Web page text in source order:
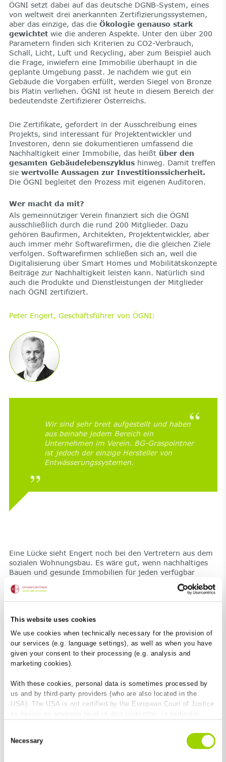
This website uses cookies
We use cookies when technically necessary for the provision of
our services (e.g. language settings), as well as when you have
given your consent to their processing (e.g. analysis and
marketing cookies).
With these cookies, personal data is sometimes processed by
us and by third-party providers (who are also located in the
USA). The USA is not certified by the European Court of Justice
authorities for control and monitoring purposes and that no
effective legal remedies are available against this. By clicking
Selection
Necessary
ÖGNI setzt dabei auf das deutsche DGNB-System, eines
von weltweit drei anerkannten Zertifizierungssystemen,
aber das einzige, das die Ökologie genauso stark
gewichtetwie die anderen Aspekte. Unter den über 200
Parametern finden sich Kriterien zu CO2-Verbrauch,
Schall, Licht, Luft und Recycling, aber zum Beispiel auch
die Frage, inwiefern eine Immobilie überhaupt in die
geplante Umgebung passt. Je nachdem wie gut ein
Gebäude die Vorgaben erfüllt, werden Siegel von Bronze
bis Platin verliehen. ÖGNI ist heute in diesem Bereich der
bedeutendste Zertifizierer Österreichs.
Die Zertifikate, gefordert in der Ausschreibung eines
Projekts, sind interessant für Projektentwickler und
Investoren, denn sie dokumentieren umfassend die
Nachhaltigkeit einer Immobilie, das heißt über den
gesamten Gebäudelebenszyklushinweg. Damit treffen
sie wertvolle Aussagen zur Investitionssicherheit.
Die ÖGNI begleitet den Prozess mit eigenen Auditoren.
Wer macht da mit?
Als gemeinnütziger Verein finanziert sich die ÖGNI
ausschließlich durch die rund 200 Mitglieder. Dazu
gehören Baufirmen, Architekten, Projektentwickler, aber
auch immer mehr Softwarefirmen, die die gleichen Ziele
verfolgen. Softwarefirmen schließen sich an, weil die
Digitalisierung über Smart Homes und Mobilitätskonzepte
Beiträge zur Nachhaltigkeit leisten kann. Natürlich sind
auch die Produkte und Dienstleistungen der Mitglieder
nach ÖGNI zertifiziert.
Peter Engert, Geschäftsführer von ÖGNI:
Wir sind sehr breit aufgestellt und haben
aus beinahe jedem Bereich ein
Unternehmen im Verein. BG-Graspointner
ist jedoch der einzige Hersteller von
Entwässerungssystemen.
Eine Lücke sieht Engert noch bei den Vertretern aus dem
sozialen Wohnungsbau. Es wäre gut, wenn nachhaltiges
Bauen und gesunde Immobilien für jeden verfügbar
Innerhalb der ÖGNI ist viel in Bewegung. Die Auditoren
und der Verein aktualisiert kontinuierlichdie
Zertifizierungssysteme oder erarbeitet Positionspapiere.
Es entstehen Arbeitsgruppen, die sich intensiv mit
Zukunftsthemen wie Smart Cities oder sozialer
externe Branchenexperteneingeladen. Das gewonnene
Wissen dieser dynamischen und ergebnisorientierten
Prozesse teilt die ÖGNI mit der Öffentlichkeit.
BG-Graspointner ist seit November 2017 Mitglied bei der
Valentin Krexhammer, Verkaufsleitung Österreich